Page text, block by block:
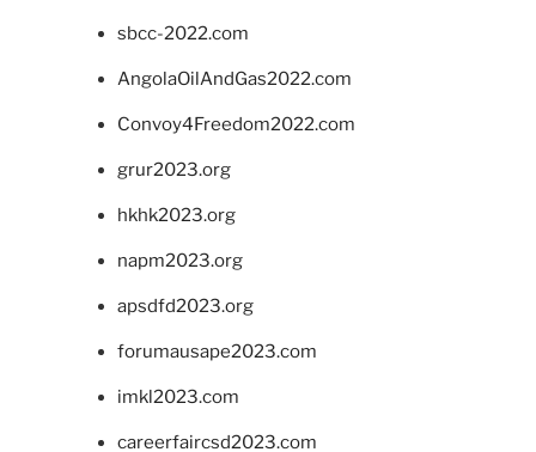
sbcc-2022.com
AngolaOilAndGas2022.com
Convoy4Freedom2022.com
grur2023.org
hkhk2023.org
napm2023.org
apsdfd2023.org
forumausape2023.com
imkl2023.com
careerfaircsd2023.com